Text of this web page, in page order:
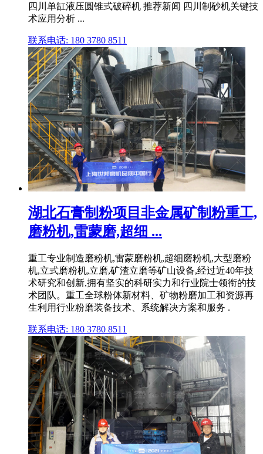
四川单缸液压圆锥式破碎机 推荐新闻 四川制砂机关键技
术应用分析 ...
联系电话: 180 3780 8511
湖北石膏制粉项目非金属矿制粉重工,
磨粉机,雷蒙磨,超细 ...
重工专业制造磨粉机,雷蒙磨粉机,超细磨粉机,大型磨粉
机,立式磨粉机,立磨,矿渣立磨等矿山设备,经过近40年技
术研究和创新,拥有坚实的科研实力和行业院士领衔的技
术团队。重工全球粉体新材料、矿物粉磨加工和资源再
生利用行业粉磨装备技术、系统解决方案和服务 .
联系电话: 180 3780 8511